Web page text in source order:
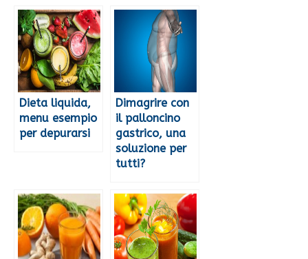
Dieta liquida,
menu esempio
per depurarsi
Dimagrire con
il palloncino
gastrico, una
soluzione per
tutti?